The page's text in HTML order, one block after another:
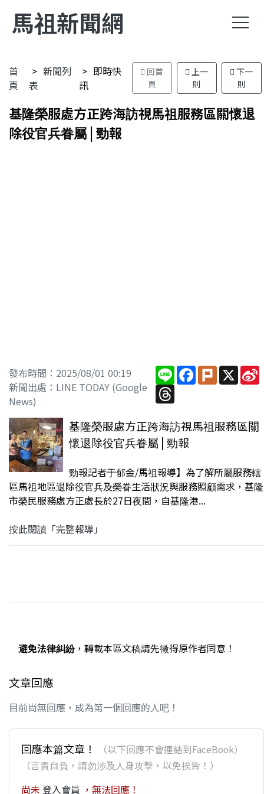
馬祖新聞網
首
頁
新聞列
表
即時快
訊
回首
頁
上一
則
下一
則
基隆榮服處方正跨海訪視馬祖服務區關懷退
除役官兵眷屬 | 勁報
發布時間：2025/08/01 00:19
新聞出處：LINE TODAY (Google
News)
LineFacebook
PlurkX
Threads
基隆榮服處方正跨海訪視馬祖服務區關
懷退除役官兵眷屬 | 勁報
勁報記者于郁金/馬祖報導】為了解所屬服務轄
區馬祖地區退除役官兵及榮眷生活狀況與服務照顧需求，基隆
市榮民服務處方正處長於27日夜間，自基隆港...
按此閱讀「完整報導」
避免法律糾紛，轉載本區文稿請先徵得原作者同意！
文章回應
目前尚無回應，成為第一個回應的人吧！
回應本篇文章！
（以下回應不會連結到FaceBook）
（言責自負，請勿涉及人身攻擊，以免挨告！）
尚未 登入會員 ，無法回應！